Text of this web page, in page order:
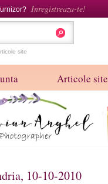
Inregistreaza-te!
site
Articole site
10-10-2010